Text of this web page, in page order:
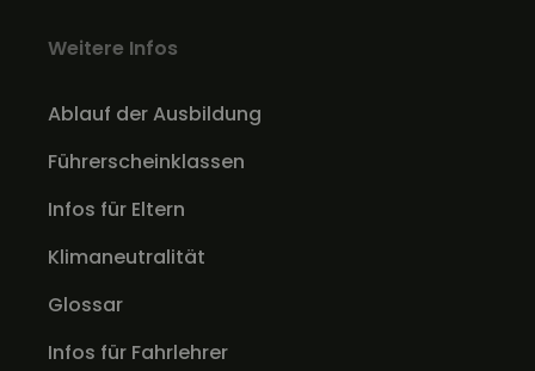
Weitere Infos
Ablauf der Ausbildung
Führerscheinklassen
Infos für Eltern
Klimaneutralität
Glossar
Infos für Fahrlehrer